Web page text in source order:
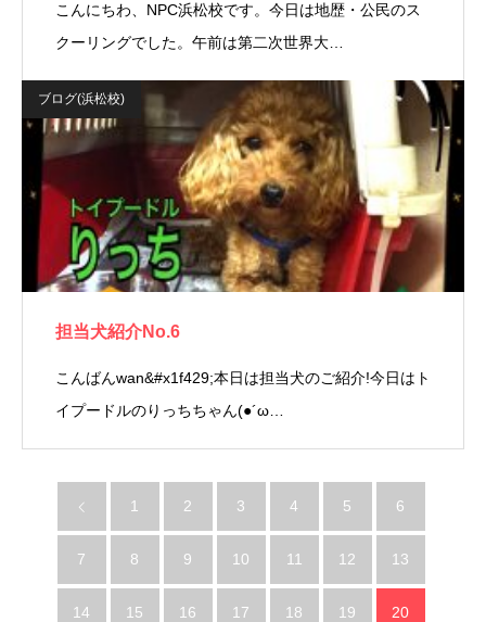
こんにちわ、NPC浜松校です。今日は地歴・公民のス
クーリングでした。午前は第二次世界大…
ブログ(浜松校)
担当犬紹介No.6
こんばんwan&#x1f429;本日は担当犬のご紹介!今日はト
イプードルのりっちちゃん(●´ω…
1 2 3 4 5 6
7 8 9 10 11 12 13
14 15 16 17 18 19 20